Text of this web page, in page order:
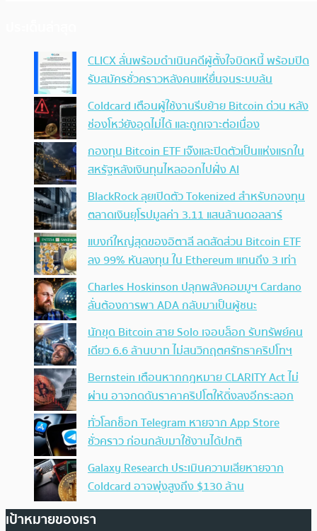
CLICX ลั่นพร้อมดำเนินคดีผู้ตั้งใจบิดหนี้ พร้อมปิด
รับสมัครชั่วคราวหลังคนแห่ยื่นจนระบบล้น
Coldcard เตือนผู้ใช้งานรีบย้าย Bitcoin ด่วน หลัง
ช่องโหว่ยังอุดไม่ได้ และถูกเจาะต่อเนื่อง
กองทุน Bitcoin ETF เจ๊งและปิดตัวเป็นแห่งแรกใน
สหรัฐหลังเงินทุนไหลออกไปฝั่ง AI
BlackRock ลุยเปิดตัว Tokenized สำหรับกองทุน
ตลาดเงินยุโรปมูลค่า 3.11 แสนล้านดอลลาร์
แบงก์ใหญ่สุดของอิตาลี ลดสัดส่วน Bitcoin ETF
ลง 99% หันลงทุน ใน Ethereum แทนถึง 3 เท่า
Charles Hoskinson ปลุกพลังคอมมูฯ Cardano
ลั่นต้องการพา ADA กลับมาเป็นผู้ชนะ
นักขุด Bitcoin สาย Solo เจอบล็อก รับทรัพย์คน
เดียว 6.6 ล้านบาท ไม่สนวิกฤตศรัทธาคริปโทฯ
Bernstein เตือนหากกฎหมาย CLARITY Act ไม่
ผ่าน อาจกดดันราคาคริปโตให้ดิ่งลงอีกระลอก
ทั่วโลกช็อก Telegram หายจาก App Store
ชั่วคราว ก่อนกลับมาใช้งานได้ปกติ
Galaxy Research ประเมินความเสียหายจาก
Coldcard อาจพุ่งสูงถึง $130 ล้าน
เป้าหมายของเรา